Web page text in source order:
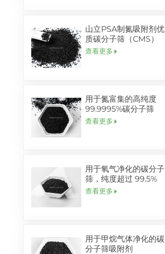
山立PSA制氮吸附剂优
质碳分子筛（CMS）
查看更多
用于氮富集的高纯度
99.9995%碳分子筛
查看更多
用于氧气净化的碳分子
筛，纯度超过 99.5%
查看更多
用于甲烷气体净化的碳
分子筛吸附剂